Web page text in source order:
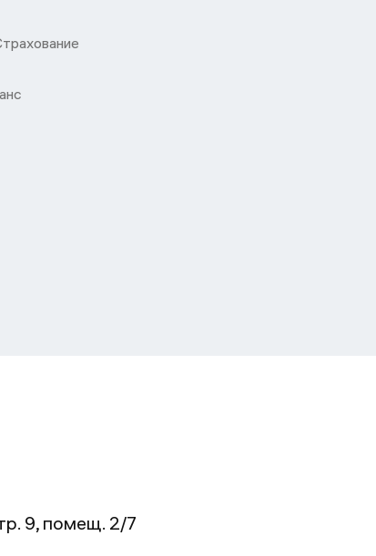
9, помещ. 2/7